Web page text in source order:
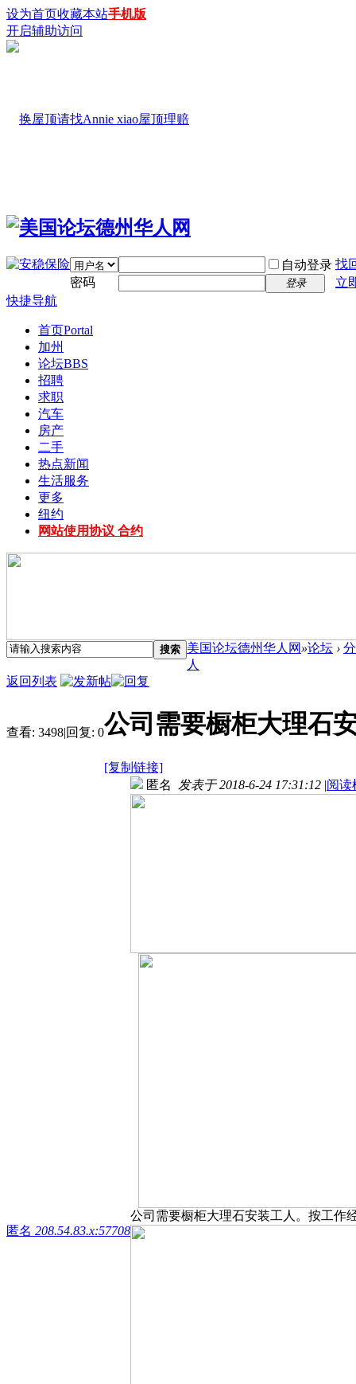
设为首页收藏本站手机版
开启辅助访问
自动登录 找
密码
登录
立
快捷导航
首页Portal
加州
论坛BBS
招聘
求职
汽车
房产
二手
热点新闻
生活服务
更多
纽约
网站使用协议 合约
搜索 美国论坛德州华人网 »论坛 ›
人
返回列表
查看: 3498|回复: 0公司需要橱柜大理石
[复制链接]
匿名 208.54.83.x:57708
匿名 发表于 2018-6-24 17:31:12 |阅读
公司需要橱柜大理石安装工人。按工作